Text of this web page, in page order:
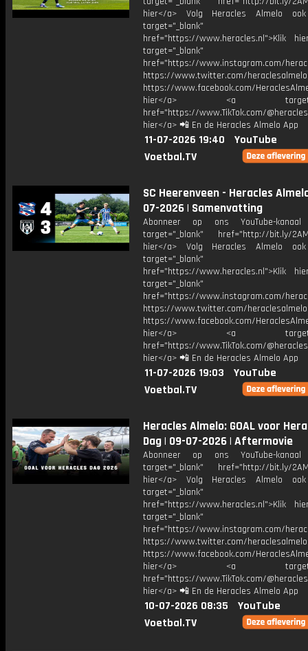
hier</a> Volg Heracles Almelo
target="_blank"
href="https://www.heracles.nl">Klik
target="_blank"
href="https://www.instagram.com/
https://www.twitter.com/heraclesalmelo
https://www.facebook.com/
hier</a> <a
href="https://www.TikTok.com/
hier</a> 📲 En de Heracles Almelo App
11-07-2026 19:40
YouTube
Voetbal.TV
SC Heerenveen - Heracles
07-2026 | Samenvatting
Abonneer op ons YouTube-
target="_blank" href="http://bit.ly/
hier</a> Volg Heracles Almelo
target="_blank"
href="https://www.heracles.nl">Klik
target="_blank"
href="https://www.instagram.com/
https://www.twitter.com/heraclesalmelo
https://www.facebook.com/
hier</a> <a
href="https://www.TikTok.com/
hier</a> 📲 En de Heracles Almelo App
11-07-2026 19:03
YouTube
Voetbal.TV
Heracles Almelo: GOAL voor
Dag | 09-07-2026 | Aftermovie
Abonneer op ons YouTube-
target="_blank" href="http://bit.ly/
hier</a> Volg Heracles Almelo
target="_blank"
href="https://www.heracles.nl">Klik
target="_blank"
href="https://www.instagram.com/
https://www.twitter.com/heraclesalmelo
https://www.facebook.com/
hier</a> <a
href="https://www.TikTok.com/
hier</a> 📲 En de Heracles Almelo App
10-07-2026 08:35
YouTube
Voetbal.TV